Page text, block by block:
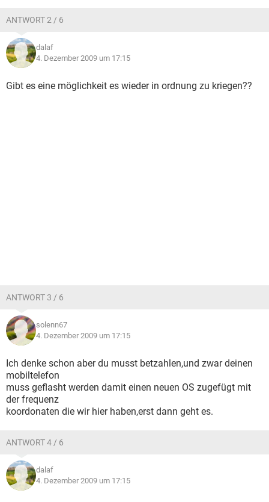
ANTWORT 2 / 6
dalaf
4. Dezember 2009 um 17:15
Gibt es eine möglichkeit es wieder in ordnung zu kriegen??
ANTWORT 3 / 6
solenn67
4. Dezember 2009 um 17:15
Ich denke schon aber du musst betzahlen,und zwar deinen
mobiltelefon
muss geflasht werden damit einen neuen OS zugefügt mit
der frequenz
koordonaten die wir hier haben,erst dann geht es.
ANTWORT 4 / 6
dalaf
4. Dezember 2009 um 17:15